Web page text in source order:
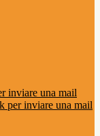
inviare una mail
per inviare una mail